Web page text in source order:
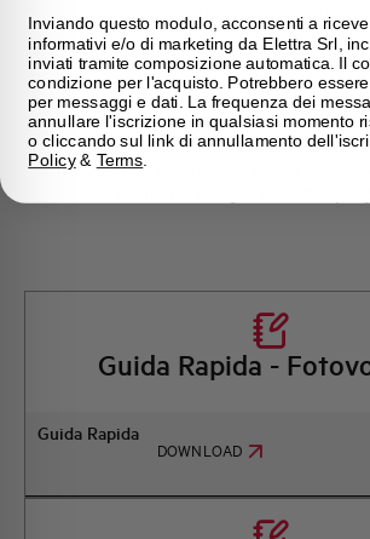
industriali
eutility
,
affidabili, conformi e pronte per
Mettiamo a disposizione una
apparecchiature modulariAEGin DC
pre-cablatiElettraprogettati e
internamente secondoCEI 0-21 eCEI
interfaccia, backup ed EPS, con
Guida Rapida -
Guida Rapida
DOWNLOAD
Inviando questo modulo, acconsenti a
informativi e/o di marketing da Elettra Srl,
inviati tramite composizione automatica. Il
condizione per l'acquisto. Potrebbero
per messaggi e dati. La frequenza dei
annullare l'iscrizione in qualsiasi momento
o cliccando sul link di annullamento
Policy& Terms